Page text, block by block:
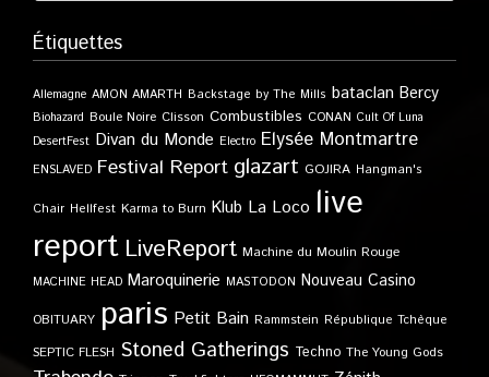
Étiquettes
Allemagne AMON AMARTH Backstage by The Mills bataclan Bercy
Biohazard Boule Noire Clisson Combustibles CONAN Cult Of Luna
DesertFest Divan du Monde Electro Elysée Montmartre
ENSLAVED Festival Report glazart GOJIRA Hangman's
Chair Hellfest Karma to Burn Klub La Loco live
report LiveReport Machine du Moulin Rouge
MACHINE HEAD Maroquinerie MASTODON Nouveau Casino
OBITUARY paris Petit Bain Rammstein République Tchèque
SEPTIC FLESH Stoned Gatherings Techno The Young Gods